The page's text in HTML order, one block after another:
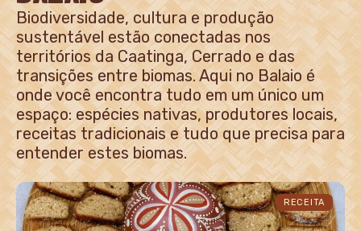
Biodiversidade, cultura e produção
sustentável estão conectadas nos
territórios da Caatinga, Cerrado e das
transições entre biomas. Aqui no Balaio é
onde você encontra tudo em um único um
espaço: espécies nativas, produtores locais,
receitas tradicionais e tudo que precisa para
entender estes biomas.
RECEITA